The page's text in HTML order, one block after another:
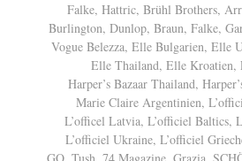
Falke, Hattric, Brühl Brothers,
Burlington, Dunlop, Braun, Falke,
Vogue Belezza, Elle Bulgarien, Elle
Elle Thailand, Elle Kroatien,
Harper’s Bazaar Thailand,
Marie Claire Argentinien,
L’officel Latvia, L’officiel Baltics,
L’officiel Ukraine, L’officiel